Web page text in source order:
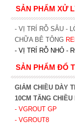
SẢN PHẨM XỬ
- VỊ TRÍ RỖ SÂU -
CHỮA BÊ TÔNG
- VỊ TRÍ RỖ NHỎ -
SẢN PHẨM ĐỔ
GIẢM CHIỀU DÀY
10CM TĂNG CHIỀU
- VGROUT GP
- VGROUT8